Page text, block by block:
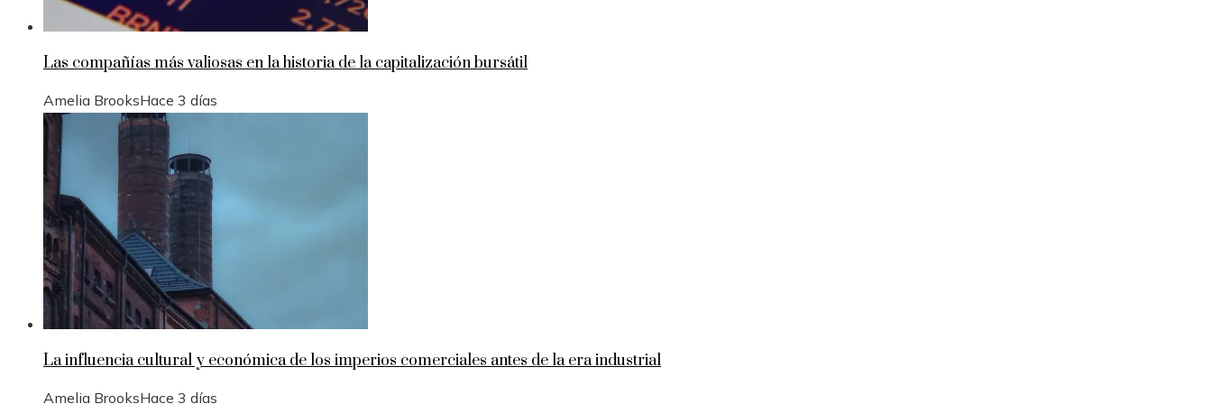
Las compañías más valiosas en la historia de la capitalización bursátil
Amelia BrooksHace 3 días
La influencia cultural y económica de los imperios comerciales antes de la era industrial
Amelia BrooksHace 3 días